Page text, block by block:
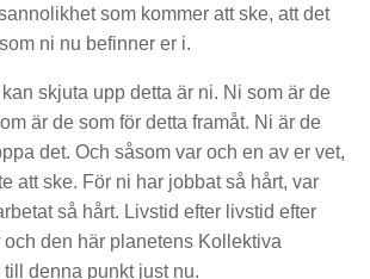
som kommer att ske, att det
ni nu befinner er i.
skjuta upp detta är ni. Ni som är de
är de som för detta framåt. Ni är de
det. Och såsom var och en av er vet,
att ske. För ni har jobbat så hårt, var
så hårt. Livstid efter livstid efter
och den här planetens Kollektiva
denna punkt just nu.